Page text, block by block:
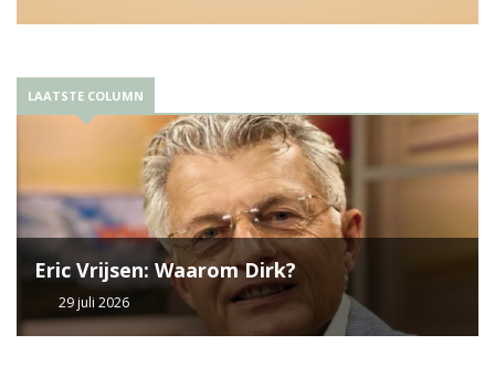
LAATSTE COLUMN
Eric Vrijsen: Waarom Dirk?
29 juli 2026